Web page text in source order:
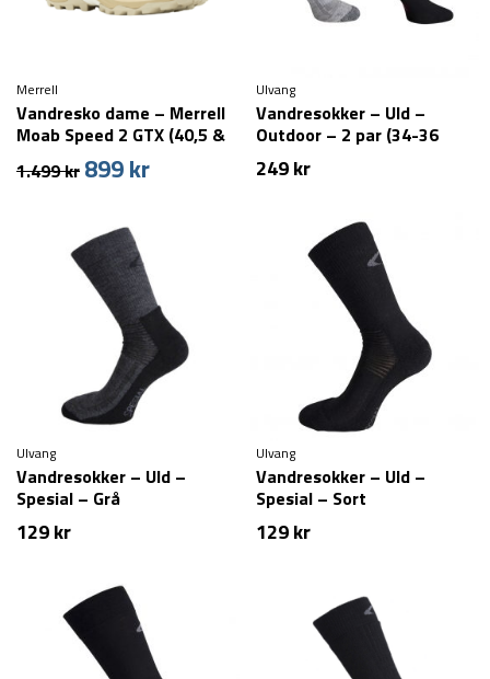
Merrell
Vandresko dame – Merrell
Moab Speed 2 GTX (40,5 &
42,5 tilbage)
1.499kr Den
var:
1.499 kr.
899krDen
Ulvang
Vandresokker – Uld –
Outdoor – 2 par (34-36
tilbage)
249kr
Ulvang
Vandresokker – Uld –
Spesial – Grå
129kr
Ulvang
Vandresokker – Uld –
Spesial – Sort
129kr